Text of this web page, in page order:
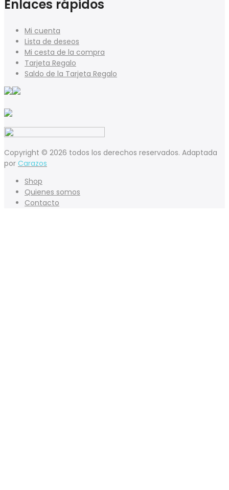
Enlaces rápidos
Mi cuenta
Lista de deseos
Mi cesta de la compra
Tarjeta Regalo
Saldo de la Tarjeta Regalo
Copyright © 2026 todos los derechos reservados. Adaptada
por Carazos
Shop
Quienes somos
Contacto